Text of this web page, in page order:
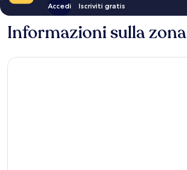
Accedi Iscriviti gratis
Informazioni sulla zona